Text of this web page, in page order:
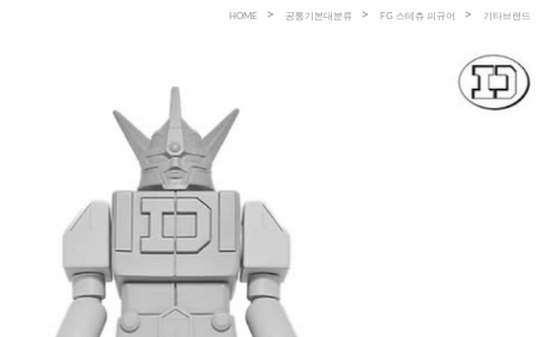
HOME 공통기본대분류 FG 스테츄 피규어 기타브랜드